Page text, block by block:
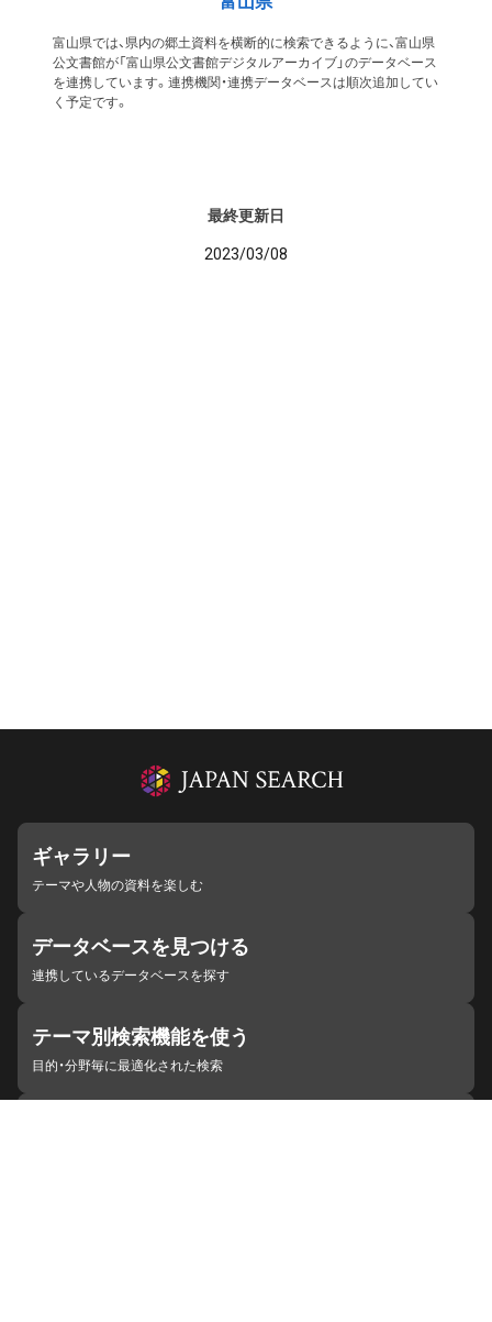
富山県では、県内の郷土資料を横断的に検索できるように、富山県
公文書館が「富山県公文書館デジタルアーカイブ」のデータベース
を連携しています。連携機関・連携データベースは順次追加してい
く予定です。
最終更新日
2023/03/08
ギャラリー
テーマや人物の資料を楽しむ
データベースを見つける
連携しているデータベースを探す
テーマ別検索機能を使う
目的・分野毎に最適化された検索